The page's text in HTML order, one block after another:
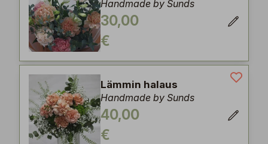
Handmade by Sunds
30,00
€
Lämmin halaus
Handmade by Sunds
40,00
€